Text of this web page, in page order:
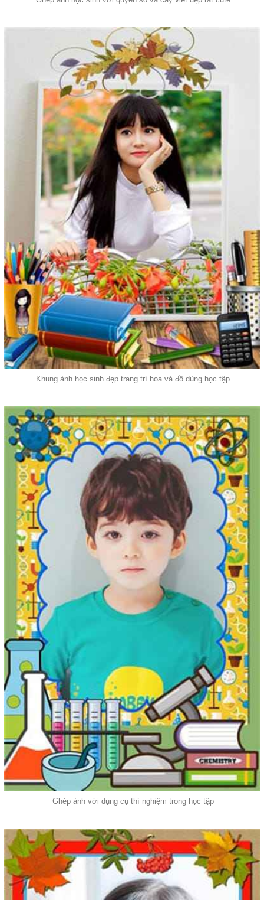
Khung ảnh học sinh đẹp trang trí hoa và đồ dùng học tập
Ghép ảnh với dụng cụ thí nghiệm trong học tập